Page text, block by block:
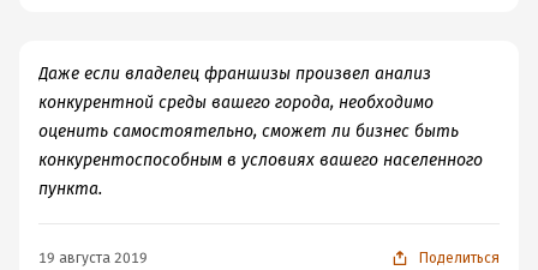
Даже если владелец франшизы произвел анализ
конкурентной среды вашего города, необходимо
оценить самостоятельно, сможет ли бизнес быть
конкурентоспособным в условиях вашего населенного
пункта.
19 августа 2019 Поделиться